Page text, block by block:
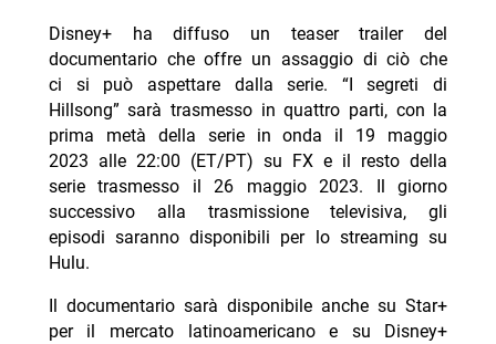
Disney+ ha diffuso un teaser trailer del
documentario che offre un assaggio di ciò che
ci si può aspettare dalla serie. “I segreti di
Hillsong” sarà trasmesso in quattro parti, con la
prima metà della serie in onda il 19 maggio
2023 alle 22:00 (ET/PT) su FX e il resto della
serie trasmesso il 26 maggio 2023. Il giorno
successivo alla trasmissione televisiva, gli
episodi saranno disponibili per lo streaming su
Hulu.
Il documentario sarà disponibile anche su Star+
per il mercato latinoamericano e su Disney+